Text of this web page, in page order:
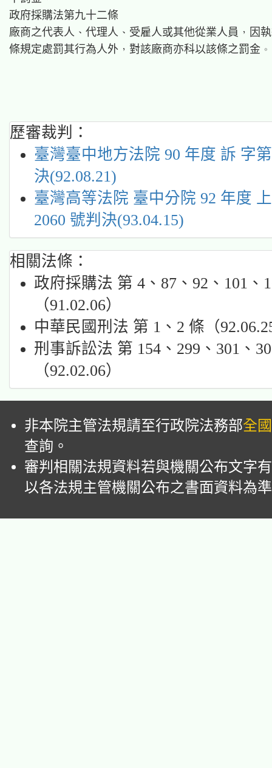
歷審裁判：
臺灣臺中地方法院 90 年度 訴 字
決(92.08.21)
臺灣高等法院 臺中分院 92 年度
2060 號判決(93.04.15)
相關法條：
政府採購法 第 4、87、92、101、
（91.02.06）
中華民國刑法 第 1、2 條（
刑事訴訟法 第 154、299、301、
（92.02.06）
非本院主管法規請至行政院法務部全
查詢。
審判相關法規資料若與機關公布文字
以各法規主管機關公布之書面資料為